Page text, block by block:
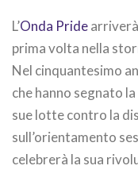
L’Onda Pride
prima volta nella
Nel cinquantesimo
che hanno segnato
sue lotte contro la
sull’orientamento
celebrerà la sua